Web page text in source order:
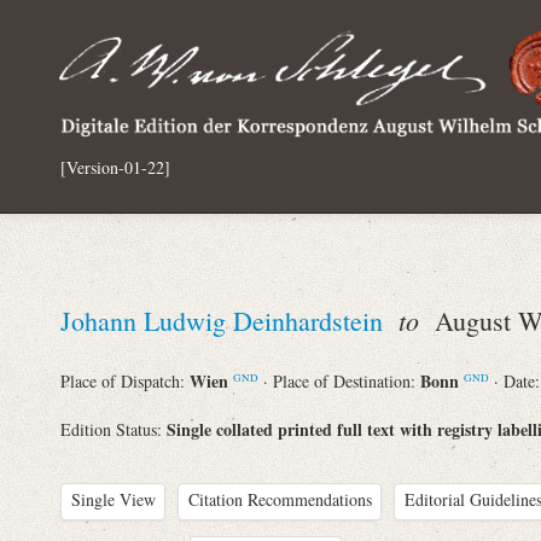
[Version-01-22]
Johann Ludwig Deinhardstein to August
Place of Dispatch: Wien GND · Place of Destination:Bonn GND · Date:
Edition Status: Single collated printed full text with registry
Single View Citation Recommendations Editorial